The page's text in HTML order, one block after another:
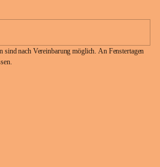
sind nach Vereinbarung möglich. An Fenstertagen